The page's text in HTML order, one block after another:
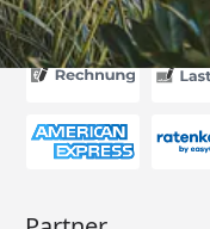
Akzeptierte